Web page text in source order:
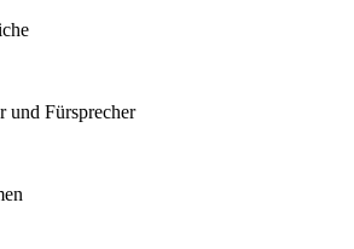
und Fürsprecher